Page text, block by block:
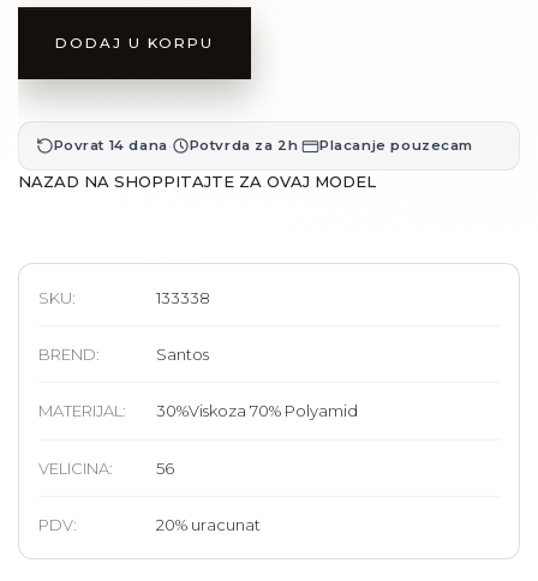
DODAJ U KORPU
Povrat 14 dana· Potvrda za 2h· Placanje pouzecam
NAZAD NA SHOPPITAJTE ZA OVAJ MODEL
SKU: 133338
BREND: Santos
MATERIJAL: 30%Viskoza 70% Polyamid
VELICINA: 56
PDV: 20% uracunat